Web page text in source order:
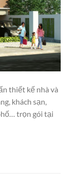
thiết kế nhà và
khách sạn,
trọn gói tại